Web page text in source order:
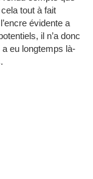
tout à fait
évidente a
il n’a donc
eu longtemps là-